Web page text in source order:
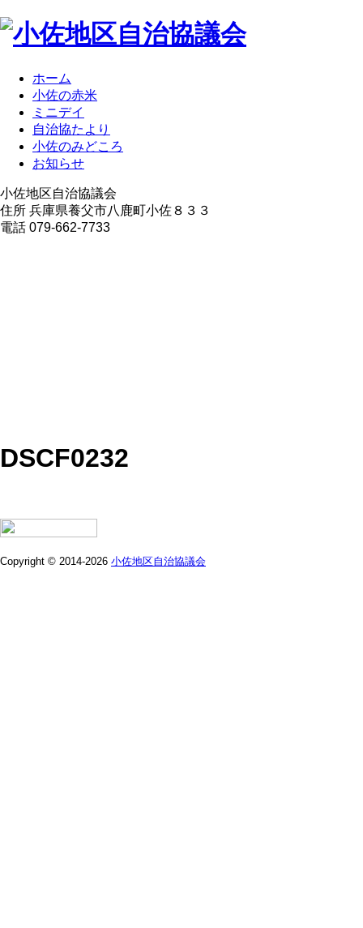
ホーム
小佐の赤米
ミニデイ
自治協たより
小佐のみどころ
お知らせ
小佐地区自治協議会
住所 兵庫県養父市八鹿町小佐８３３
電話 079-662-7733
DSCF0232
Copyright © 2014-2026 小佐地区自治協議会